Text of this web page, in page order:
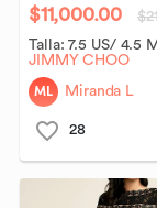
$11,000.00
Talla:7.5 US/ 4.5
JIMMY CHOO
ML Miranda L
28